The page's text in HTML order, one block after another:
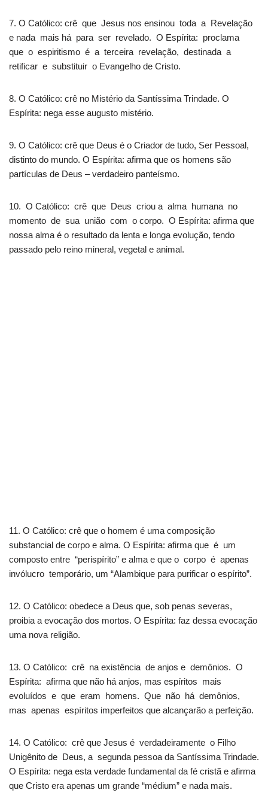
7. O Católico: crê que Jesus nos ensinou toda a Revelação
e nada mais há para ser revelado. O Espírita: proclama
que o espiritismo é a terceira revelação, destinada a
retificar e substituir o Evangelho de Cristo.
8. O Católico: crê no Mistério da Santíssima Trindade. O
Espírita: nega esse augusto mistério.
9. O Católico: crê que Deus é o Criador de tudo, Ser Pessoal,
distinto do mundo. O Espírita: afirma que os homens são
partículas de Deus – verdadeiro panteísmo.
10. O Católico: crê que Deus criou a alma humana no
momento de sua união com o corpo. O Espírita: afirma que
nossa alma é o resultado da lenta e longa evolução, tendo
passado pelo reino mineral, vegetal e animal.
11. O Católico: crê que o homem é uma composição
substancial de corpo e alma. O Espírita: afirma que é um
composto entre “perispírito” e alma e que o corpo é apenas
invólucro temporário, um “Alambique para purificar o espírito”.
12. O Católico: obedece a Deus que, sob penas severas,
proibia a evocação dos mortos. O Espírita: faz dessa evocação
uma nova religião.
13. O Católico: crê na existência de anjos e demônios. O
Espírita: afirma que não há anjos, mas espíritos mais
evoluídos e que eram homens. Que não há demônios,
mas apenas espíritos imperfeitos que alcançarão a perfeição.
14. O Católico: crê que Jesus é verdadeiramente o Filho
Unigênito de Deus, a segunda pessoa da Santíssima Trindade.
O Espírita: nega esta verdade fundamental da fé cristã e afirma
que Cristo era apenas um grande “médium” e nada mais.